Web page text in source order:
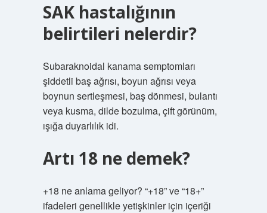
SAK hastalığının
belirtileri nelerdir?
Subaraknoidal kanama semptomları
şiddetli baş ağrısı, boyun ağrısı veya
boynun sertleşmesi, baş dönmesi, bulantı
veya kusma, dilde bozulma, çift görünüm,
ışığa duyarlılık idi.
Artı 18 ne demek?
+18 ne anlama geliyor? “+18” ve “18+”
ifadeleri genellikle yetişkinler için içeriği